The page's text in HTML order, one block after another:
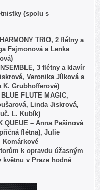
(spolu s
TRIO, 2 flétny a
Fajmonová a Lenka
3 flétny a klavír
Veronika Jílková a
K. Grubhofferové)
FLUTE MAGIC,
Linda Jiskrová,
L. Kubík)
QUEUE – Anna Pešinová
flétna), Julie
Komárkové
k opravdu úžasným
v Praze hodně